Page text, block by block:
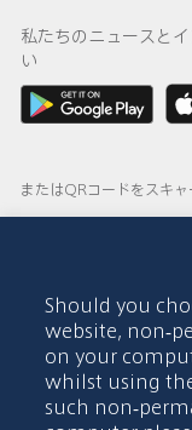
私たちのニュースと
い
またはQRコードをスキャ
© 2015-2026 Abdul
to use this site is
Abdul Latif Jameel
pentagon-shaped
of Abdul Latif Jameel
Should you
website, non-
on your
whilst using
such non-